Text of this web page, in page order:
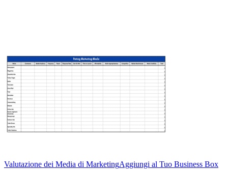
Valutazione dei Media di MarketingAggiungi al Tuo Business Box